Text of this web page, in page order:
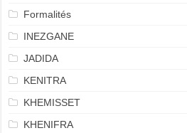
Formalités
INEZGANE
JADIDA
KENITRA
KHEMISSET
KHENIFRA